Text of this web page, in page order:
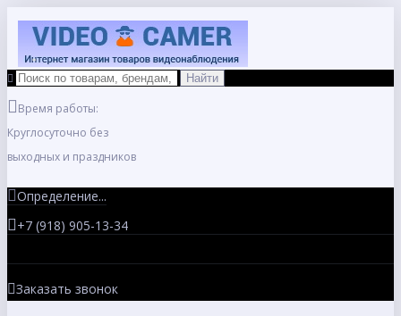
Время работы:
Круглосуточно без
выходных и праздников
Определение...
+7 (918) 905-13-34
Заказать звонок